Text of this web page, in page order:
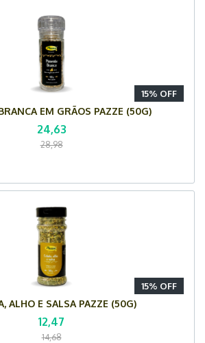
15% OFF
EM GRÃOS PAZZE (50G)
24,63
28,98
15% OFF
ALHO E SALSA PAZZE (50G)
12,47
14,68